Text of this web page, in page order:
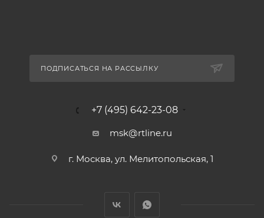
ПОДПИСАТЬСЯ НА РАССЫЛКУ
+7 (495) 642-23-08
msk@rtline.ru
г. Москва, ул. Мелитопольская, 1